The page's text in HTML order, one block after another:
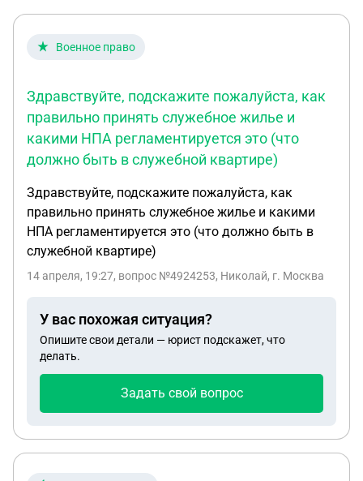
Военное право
Здравствуйте, подскажите пожалуйста, как
правильно принять служебное жилье и
какими НПА регламентируется это (что
должно быть в служебной квартире)
Здравствуйте, подскажите пожалуйста, как
правильно принять служебное жилье и какими
НПА регламентируется это (что должно быть в
служебной квартире)
14 апреля, 19:27, вопрос №4924253, Николай, г. Москва
У вас похожая ситуация?
Опишите свои детали — юрист подскажет, что
делать.
Задать свой вопрос